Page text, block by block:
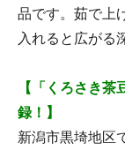
品です。茹で上
入れると広がる
【「くろさき
録！】
新潟市黒埼地区